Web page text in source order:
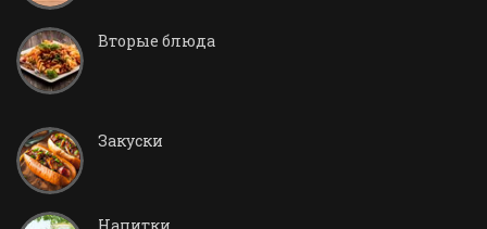
Вторые блюда
Закуски